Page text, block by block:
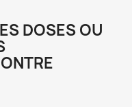
DOSES OU